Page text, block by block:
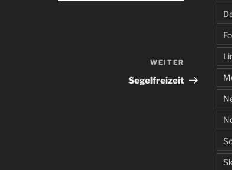
Nächster
Beitrag
WEITER
Segelfreizeit